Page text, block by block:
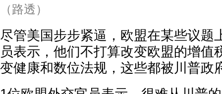
（路透）
尽管美国步步紧逼，欧盟在某些议题
员表示，他们不打算改变欧盟的增值
变健康和数位法规，这些都被川普政